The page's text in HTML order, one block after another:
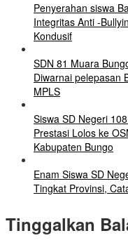
Penyerahan siswa
Integritas Anti -
Kondusif
SDN 81 Muara
Diwarnai pelepasan
MPLS
Siswa SD Negeri
Prestasi Lolos ke
Kabupaten Bungo
Enam Siswa SD
Tingkat Provinsi,
Tinggalkan